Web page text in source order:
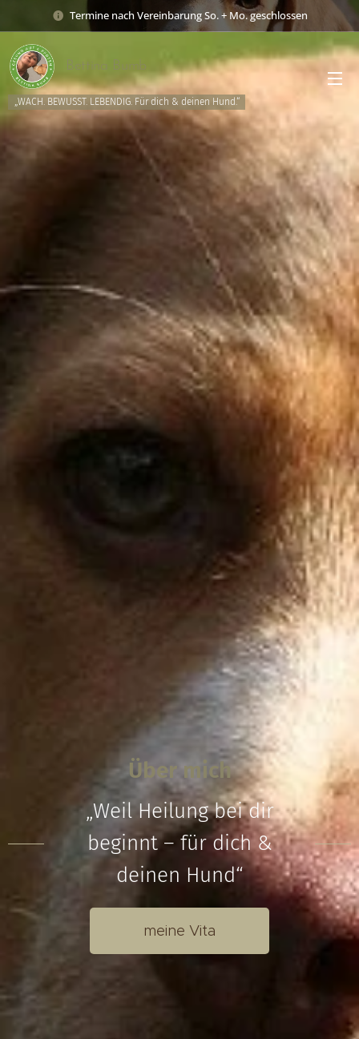
Termine nach Vereinbarung So. + Mo. geschlossen
Bettina Bumb
„WACH. BEWUSST. LEBENDIG. Für dich & deinen Hund.“
Über mich
„Weil Heilung bei dir
beginnt – für dich &
deinen Hund“
meine Vita